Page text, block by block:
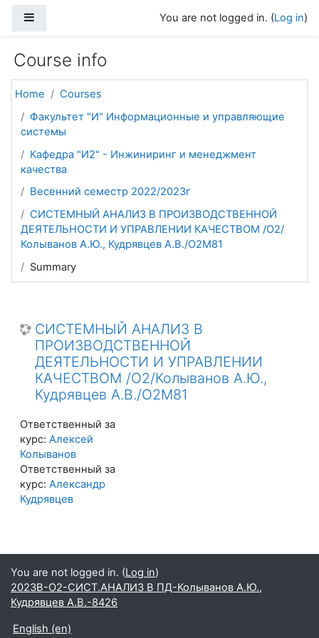
You are not logged in. (Log in)
Course info
Home
Courses
Факультет "И" Информационные и управляющие
системы
Кафедра "И2" - Инжиниринг и менеджмент
качества
Весенний семестр 2022/2023г
СИСТЕМНЫЙ АНАЛИЗ В ПРОИЗВОДСТВЕННОЙ
ДЕЯТЕЛЬНОСТИ И УПРАВЛЕНИИ КАЧЕСТВОМ /О2/
Колыванов А.Ю., Кудрявцев А.В./О2М81
Summary
СИСТЕМНЫЙ АНАЛИЗ В
ПРОИЗВОДСТВЕННОЙ
ДЕЯТЕЛЬНОСТИ И УПРАВЛЕНИИ
КАЧЕСТВОМ /О2/Колыванов А.Ю.,
Кудрявцев А.В./О2М81
Ответственный за
курс: Алексей
Колыванов
Ответственный за
курс: Александр
Кудрявцев
You are not logged in. (Log in)
2023В-О2-СИСТ.АНАЛИЗ В ПД-Колыванов А.Ю.,
Кудрявцев А.В.-8426
English ‎(en)‎